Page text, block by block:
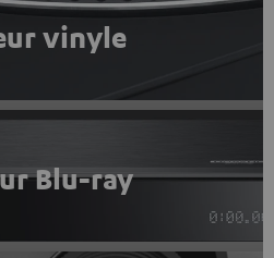
vinyle
Blu-ray